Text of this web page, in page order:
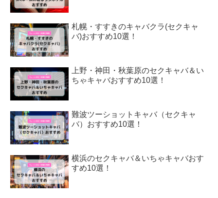
札幌・すすきのキャバクラ(セクキャ
バ)おすすめ10選！
上野・神田・秋葉原のセクキャバ＆い
ちゃキャバおすすめ10選！
難波ツーショットキャバ（セクキャ
バ）おすすめ10選！
横浜のセクキャバ＆いちゃキャバおす
すめ10選！